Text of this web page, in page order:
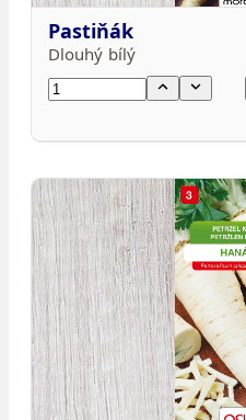
Pastiňák
Dlouhý bílý